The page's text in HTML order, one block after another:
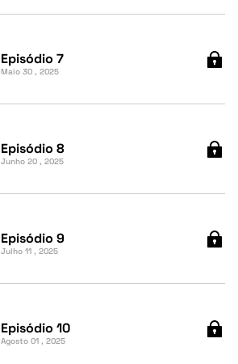
Episódio 7
Maio 30 , 2025
Episódio 8
Junho 20 , 2025
Episódio 9
Julho 11 , 2025
Episódio 10
Agosto 01 , 2025